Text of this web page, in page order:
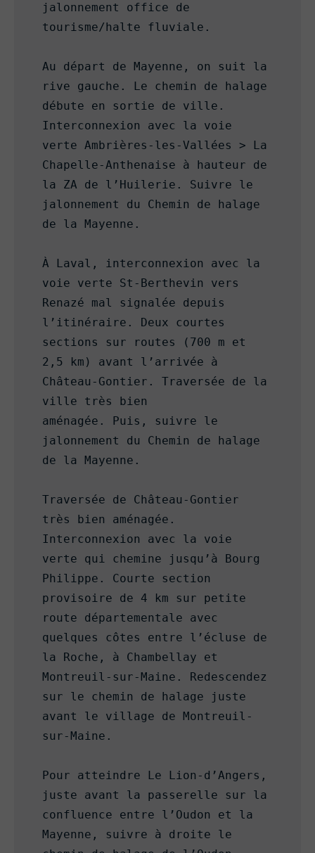
jalonnement office de
tourisme/halte fluviale.
Au départ de Mayenne, on suit la
rive gauche. Le chemin de halage
débute en sortie de ville.
Interconnexion avec la voie
verte Ambrières-les-Vallées > La
Chapelle-Anthenaise à hauteur de
la ZA de l’Huilerie. Suivre le
jalonnement du Chemin de halage
de la Mayenne.
À Laval, interconnexion avec la
voie verte St-Berthevin vers
Renazé mal signalée depuis
l’itinéraire. Deux courtes
sections sur routes (700 m et
2,5 km) avant l’arrivée à
Château-Gontier. Traversée de la
ville très bien
aménagée. Puis, suivre le
jalonnement du Chemin de halage
de la Mayenne.
Traversée de Château-Gontier
très bien aménagée.
Interconnexion avec la voie
verte qui chemine jusqu’à Bourg
Philippe. Courte section
provisoire de 4 km sur petite
route départementale avec
quelques côtes entre l’écluse de
la Roche, à Chambellay et
Montreuil-sur-Maine. Redescendez
sur le chemin de halage juste
avant le village de Montreuil-
sur-Maine.
Pour atteindre Le Lion-d’Angers,
juste avant la passerelle sur la
confluence entre l’Oudon et la
Mayenne, suivre à droite le